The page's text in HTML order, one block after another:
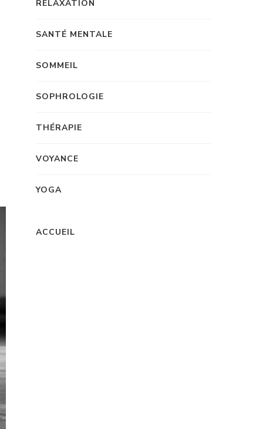
RELAXATION
SANTÉ MENTALE
SOMMEIL
SOPHROLOGIE
THÉRAPIE
VOYANCE
YOGA
ACCUEIL